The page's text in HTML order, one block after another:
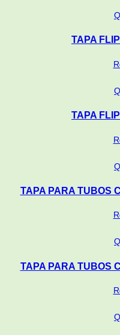
TAPA
TAPA
TAPA PARA TUBOS
TAPA PARA TUBOS